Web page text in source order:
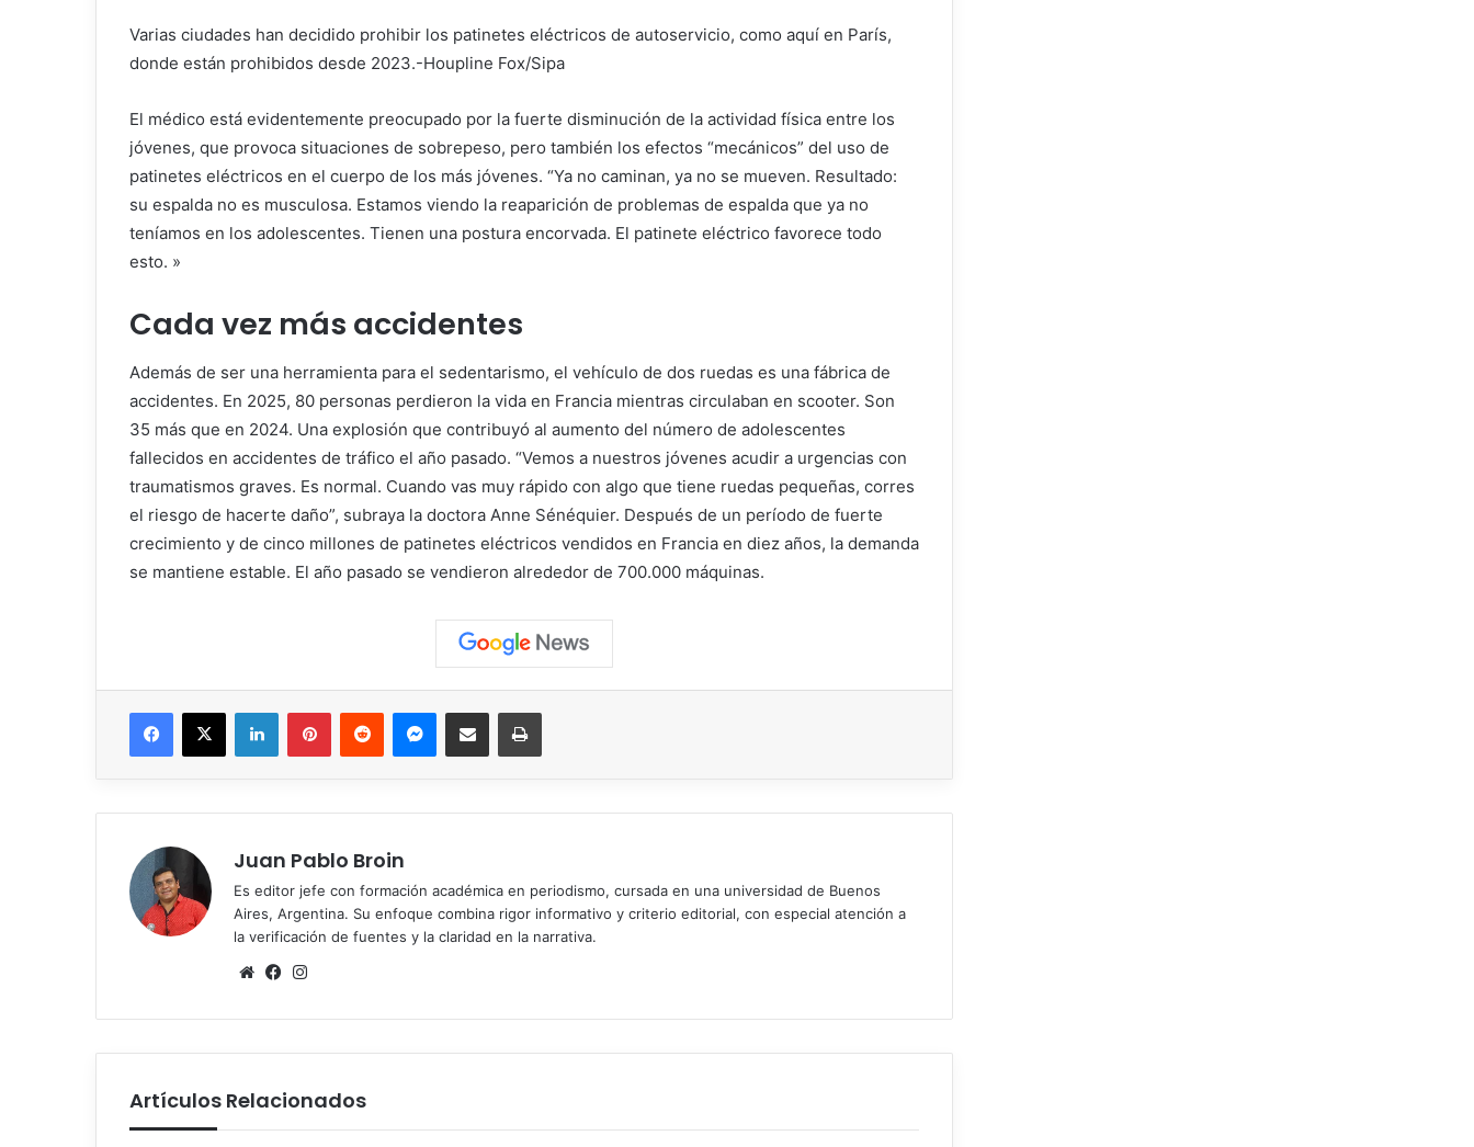
Varias ciudades han decidido prohibir los patinetes eléctricos de autoservicio, como aquí en París,
donde están prohibidos desde 2023.-Houpline Fox/Sipa
El médico está evidentemente preocupado por la fuerte disminución de la actividad física entre los
jóvenes, que provoca situaciones de sobrepeso, pero también los efectos “mecánicos” del uso de
patinetes eléctricos en el cuerpo de los más jóvenes. “Ya no caminan, ya no se mueven. Resultado:
su espalda no es musculosa. Estamos viendo la reaparición de problemas de espalda que ya no
teníamos en los adolescentes. Tienen una postura encorvada. El patinete eléctrico favorece todo
esto. »
Cada vez más accidentes
Además de ser una herramienta para el sedentarismo, el vehículo de dos ruedas es una fábrica de
accidentes. En 2025, 80 personas perdieron la vida en Francia mientras circulaban en scooter. Son
35 más que en 2024. Una explosión que contribuyó al aumento del número de adolescentes
fallecidos en accidentes de tráfico el año pasado. “Vemos a nuestros jóvenes acudir a urgencias con
traumatismos graves. Es normal. Cuando vas muy rápido con algo que tiene ruedas pequeñas, corres
el riesgo de hacerte daño”, subraya la doctora Anne Sénéquier. Después de un período de fuerte
crecimiento y de cinco millones de patinetes eléctricos vendidos en Francia en diez años, la demanda
se mantiene estable. El año pasado se vendieron alrededor de 700.000 máquinas.
Facebook
X LinkedInPinterestReddit MessengerCompartir vía correo electrónicoImprimir
Juan Pablo Broin
Es editor jefe con formación académica en periodismo, cursada en una universidad de Buenos
Aires, Argentina. Su enfoque combina rigor informativo y criterio editorial, con especial atención a
la verificación de fuentes y la claridad en la narrativa.
SitioFacebook
Artículos Relacionados